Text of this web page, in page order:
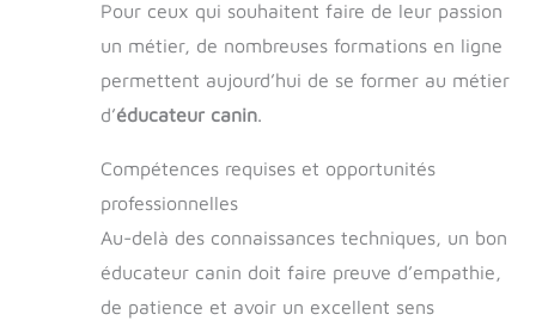
Pour ceux qui souhaitent faire de leur passion
un métier, de nombreuses formations en ligne
permettent aujourd’hui de se former au métier
d’éducateur canin.
Compétences requises et opportunités
professionnelles
Au-delà des connaissances techniques, un bon
éducateur canin doit faire preuve d’empathie,
de patience et avoir un excellent sens